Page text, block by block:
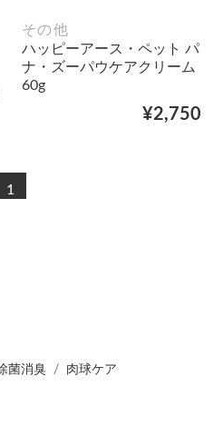
その他
ハッピーアース・ペット パ
ナ・ズーパウケアクリーム
60g
¥2,750
1
菌消臭 肉球ケア